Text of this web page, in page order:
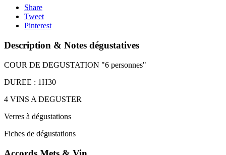
Share
Tweet
Pinterest
Description & Notes dégustatives
COUR DE DEGUSTATION "6 personnes"
DUREE : 1H30
4 VINS A DEGUSTER
Verres à dégustations
Fiches de dégustations